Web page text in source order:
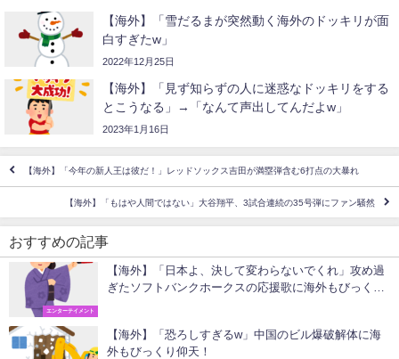
【海外】「雪だるまが突然動く海外のドッキリが面
白すぎたw」
2022年12月25日
【海外】「見ず知らずの人に迷惑なドッキリをする
とこうなる」→「なんて声出してんだよw」
2023年1月16日
【海外】「今年の新人王は彼だ！」レッドソックス吉田が満塁弾含む6打点の大暴れ
【海外】「もはや人間ではない」大谷翔平、3試合連続の35号弾にファン騒然
おすすめの記事
エンターテイメント
【海外】「日本よ、決して変わらないでくれ」攻め過
ぎたソフトバンクホークスの応援歌に海外もびっくり
【海外】「恐ろしすぎるw」中国のビル爆破解体に海
外もびっくり仰天！